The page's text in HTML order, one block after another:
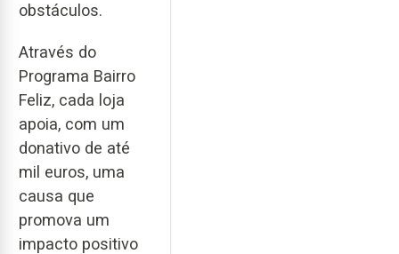
obstáculos.
Através do
Programa Bairro
Feliz, cada loja
apoia, com um
donativo de até
mil euros, uma
causa que
promova um
impacto positivo